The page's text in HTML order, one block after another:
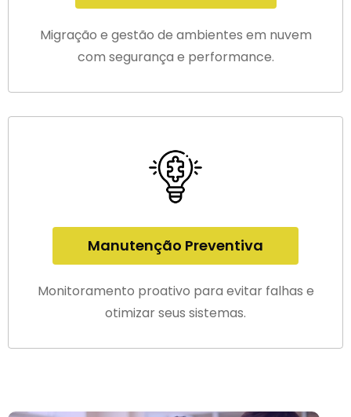
Migração e gestão de ambientes em nuvem
com segurança e performance.
Manutenção Preventiva
Monitoramento proativo para evitar falhas e
otimizar seus sistemas.